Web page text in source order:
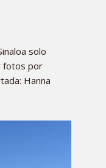
solo
fotos por
Hanna